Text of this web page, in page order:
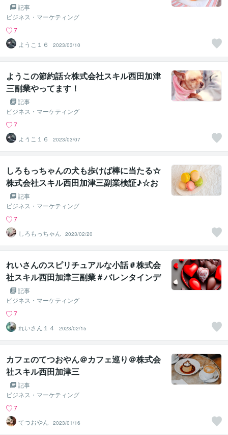
記事
ビジネス・マーケティング
7
ようこ１６
2023/03/10
ようこの節約話☆株式会社スキル西田加津
三副業やってます！
記事
ビジネス・マーケティング
7
ようこ１６
2023/03/07
しろもっちゃんの犬も歩けば棒に当たる☆
株式会社スキル西田加津三副業検証♪☆お
菓子記事
ビジネス・マーケティング
7
しろもっちゃん
2023/02/20
れいさんのスピリチュアルな小話＃株式会
社スキル西田加津三副業＃バレンタインデ
ーのこと
記事
ビジネス・マーケティング
7
れいさん１４
2023/02/15
カフェのてつおやん＠カフェ巡り＠株式会
社スキル西田加津三
記事
ビジネス・マーケティング
7
てつおやん
2023/01/16